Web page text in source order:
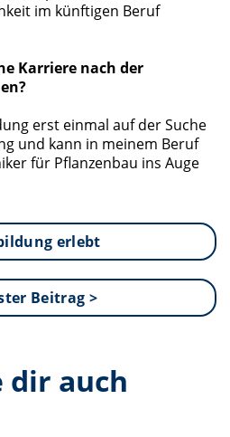
im künftigen Beruf
Karriere nach der
erst einmal auf der Suche
und kann in meinem Beruf
für Pflanzenbau ins Auge
erlebt
Beitrag >
dir auch